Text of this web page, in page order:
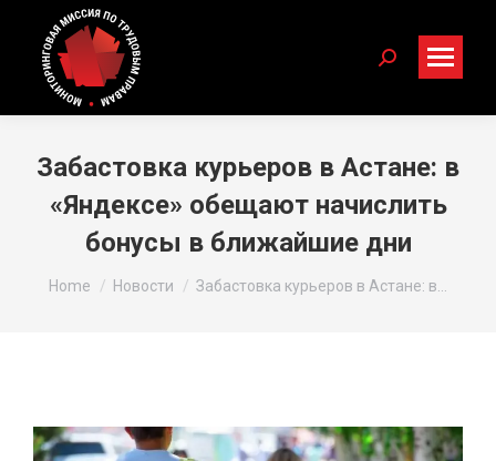
Search:
Забастовка курьеров в Астане: в
«Яндексе» обещают начислить
бонусы в ближайшие дни
You are here:
Home Новости Забастовка курьеров в Астане: в…